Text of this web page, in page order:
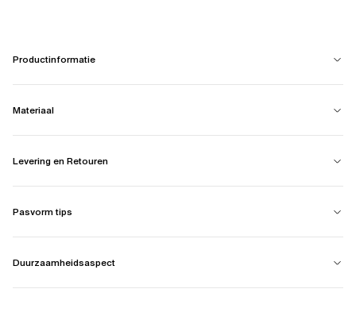
Productinformatie
Materiaal
Levering en Retouren
Pasvorm tips
Duurzaamheidsaspect